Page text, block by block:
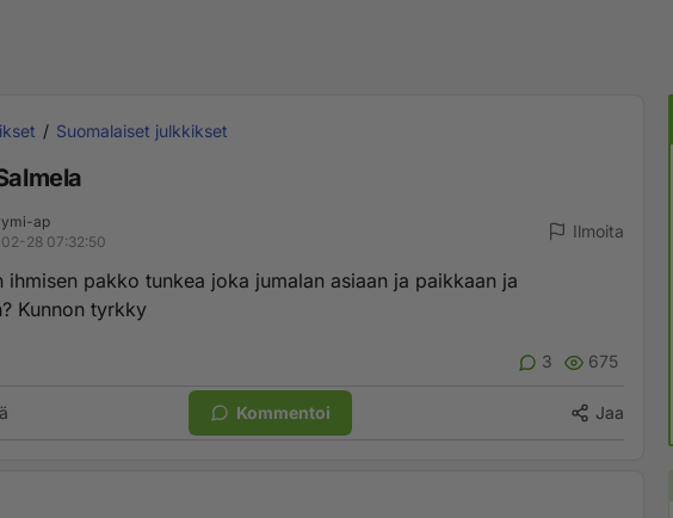
Suomalaiset julkkikset
ap
28 07:32:50
Ilmoita
ihmisen pakko tunkea joka jumalan asiaan ja paikkaan ja
Kunnon tyrkky
3 675
Kommentoi Jaa